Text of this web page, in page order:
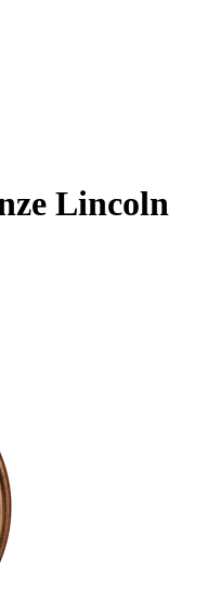
Lincoln